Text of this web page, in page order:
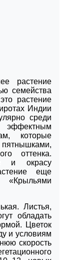
растение
семейства
растение
Индии
среди
которые
оттенка.
и окрасу
еще
Листья,
обладать
Цветок
и условиям
скорость